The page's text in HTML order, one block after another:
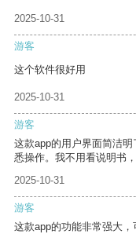
2025-10-31
游客
这个软件很好用
2025-10-31
游客
这款app的用户界面简洁
悉操作。我不用看说明书
2025-10-31
游客
这款app的功能非常强大